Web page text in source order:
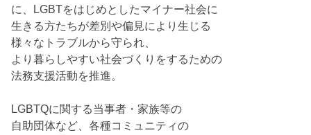
に、LGBTをはじめとしたマイナー社会に
生きる方たちが差別や偏見により生じる
様々なトラブルから守られ、
より暮らしやすい社会づくりをするための
法務支援活動を推進。
LGBTQに関する当事者・家族等の
自助団体など、各種コミュニティの